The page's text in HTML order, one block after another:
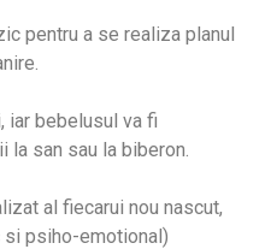
pentru a se realiza planul
iar bebelusul va fi
san sau la biberon.
al fiecarui nou nascut,
psiho-emotional)